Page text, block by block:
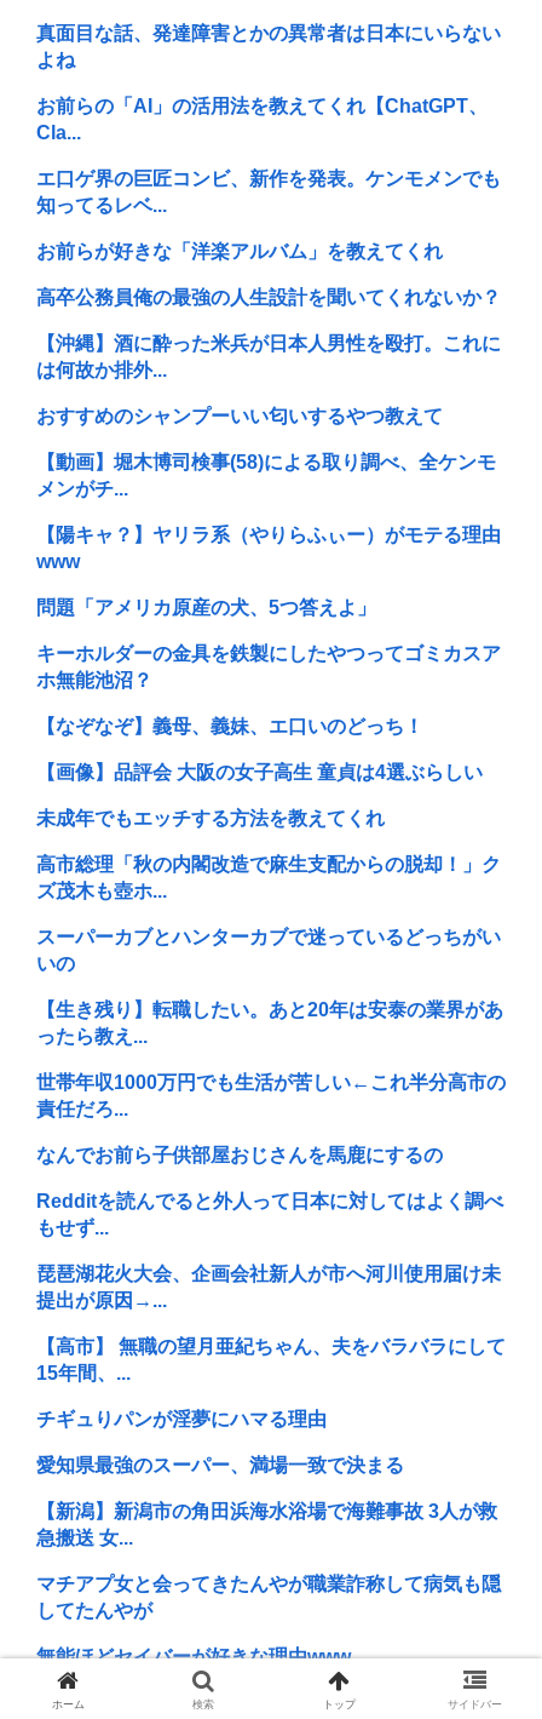
真面目な話、発達障害とかの異常者は日本にいらない
よね
お前らの「AI」の活用法を教えてくれ【ChatGPT、
Cla...
エ口ゲ界の巨匠コンビ、新作を発表。ケンモメンでも
知ってるレベ...
お前らが好きな「洋楽アルバム」を教えてくれ
高卒公務員俺の最強の人生設計を聞いてくれないか？
【沖縄】酒に酔った米兵が日本人男性を殴打。これに
は何故か排外...
おすすめのシャンプーいい匂いするやつ教えて
【動画】堀木博司検事(58)による取り調べ、全ケンモ
メンがチ...
【陽キャ？】ヤリラ系（やりらふぃー）がモテる理由
www
問題「アメリカ原産の犬、5つ答えよ」
キーホルダーの金具を鉄製にしたやつってゴミカスア
ホ無能池沼？
【なぞなぞ】義母、義妹、エ口いのどっち！
【画像】品評会 大阪の女子高生 童貞は4選ぶらしい
未成年でもエッチする方法を教えてくれ
高市総理「秋の内閣改造で麻生支配からの脱却！」ク
ズ茂木も壺ホ...
スーパーカブとハンターカブで迷っているどっちがい
いの
【生き残り】転職したい。あと20年は安泰の業界があ
ったら教え...
世帯年収1000万円でも生活が苦しい←これ半分高市の
責任だろ...
なんでお前ら子供部屋おじさんを馬鹿にするの
Redditを読んでると外人って日本に対してはよく調べ
もせず...
琵琶湖花火大会、企画会社新人が市へ河川使用届け未
提出が原因→...
【高市】 無職の望月亜紀ちゃん、夫をバラバラにして
15年間、...
チギュりパンが淫夢にハマる理由
愛知県最強のスーパー、満場一致で決まる
【新潟】新潟市の角田浜海水浴場で海難事故 3人が救
急搬送 女...
マチアプ女と会ってきたんやが職業詐称して病気も隠
してたんやが
無能ほどセイバーが好きな理由www
【映画動員ランキング】「映画ちいかわ」動員1位に
ホーム 検索 トップ サイドバー